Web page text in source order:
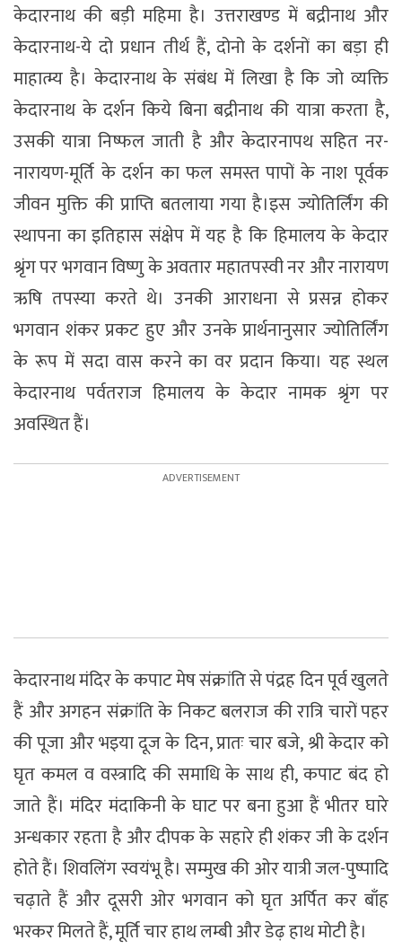
केदारनाथ की बड़ी महिमा है। उत्तराखण्ड में बद्रीनाथ और
केदारनाथ-ये दो प्रधान तीर्थ हैं, दोनो के दर्शनों का बड़ा ही
माहात्म्य है। केदारनाथ के संबंध में लिखा है कि जो व्यक्ति
केदारनाथ के दर्शन किये बिना बद्रीनाथ की यात्रा करता है,
उसकी यात्रा निष्फल जाती है और केदारनापथ सहित नर-
नारायण-मूर्ति के दर्शन का फल समस्त पापों के नाश पूर्वक
जीवन मुक्ति की प्राप्ति बतलाया गया है।इस ज्योतिर्लिंग की
स्थापना का इतिहास संक्षेप में यह है कि हिमालय के केदार
श्रृंग पर भगवान विष्णु के अवतार महातपस्वी नर और नारायण
ऋषि तपस्या करते थे। उनकी आराधना से प्रसन्न होकर
भगवान शंकर प्रकट हुए और उनके प्रार्थनानुसार ज्योतिर्लिंग
के रूप में सदा वास करने का वर प्रदान किया। यह स्थल
केदारनाथ पर्वतराज हिमालय के केदार नामक श्रृंग पर
अवस्थित हैं।
केदारनाथ मंदिर के कपाट मेष संक्रांति से पंद्रह दिन पूर्व खुलते
हैं और अगहन संक्रांति के निकट बलराज की रात्रि चारों पहर
की पूजा और भइया दूज के दिन, प्रातः चार बजे, श्री केदार को
घृत कमल व वस्त्रादि की समाधि के साथ ही, कपाट बंद हो
जाते हैं। मंदिर मंदाकिनी के घाट पर बना हुआ हैं भीतर घारे
अन्धकार रहता है और दीपक के सहारे ही शंकर जी के दर्शन
होते हैं। शिवलिंग स्वयंभू है। सम्मुख की ओर यात्री जल-पुष्पादि
चढ़ाते हैं और दूसरी ओर भगवान को घृत अर्पित कर बाँह
भरकर मिलते हैं, मूर्ति चार हाथ लम्बी और डेढ़ हाथ मोटी है।